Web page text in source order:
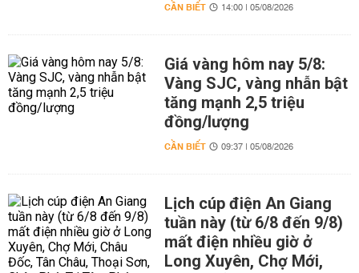
CẦN BIẾT 14:00 | 05/08/2026
Giá vàng hôm nay 5/8:
Vàng SJC, vàng nhẫn bật
tăng mạnh 2,5 triệu
đồng/lượng
CẦN BIẾT 09:37 | 05/08/2026
Lịch cúp điện An Giang
tuần này (từ 6/8 đến 9/8)
mất điện nhiều giờ ở
Long Xuyên, Chợ Mới,